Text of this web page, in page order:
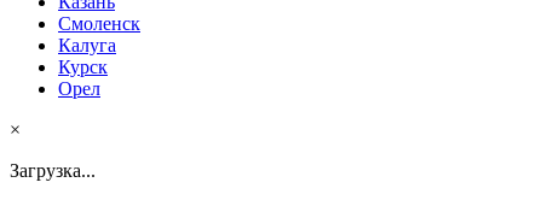
Смоленск
Калуга
Курск
Орел
×
Загрузка...